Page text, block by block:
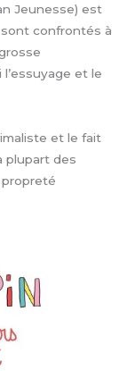
Jeunesse) est
confrontés à
et le
et le fait
plupart des
propreté